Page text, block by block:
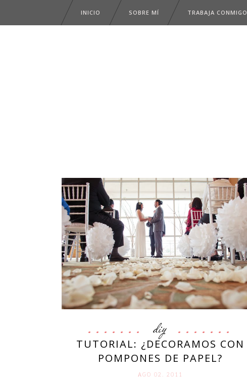
INICIO SOBRE MÍ TRABAJA CONMIGO
diy
TUTORIAL: ¿DECORAMOS CON
POMPONES DE PAPEL?
AGO 02. 2011